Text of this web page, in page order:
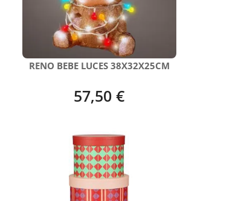
RENO BEBE LUCES 38X32X25CM
57,50 €